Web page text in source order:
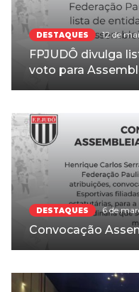
DESTAQUES 12 de
FPJUDÔ divulga
voto para
DESTAQUES 6 de
Convocação